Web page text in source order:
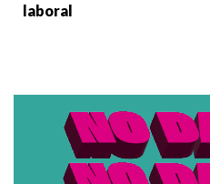
laboral